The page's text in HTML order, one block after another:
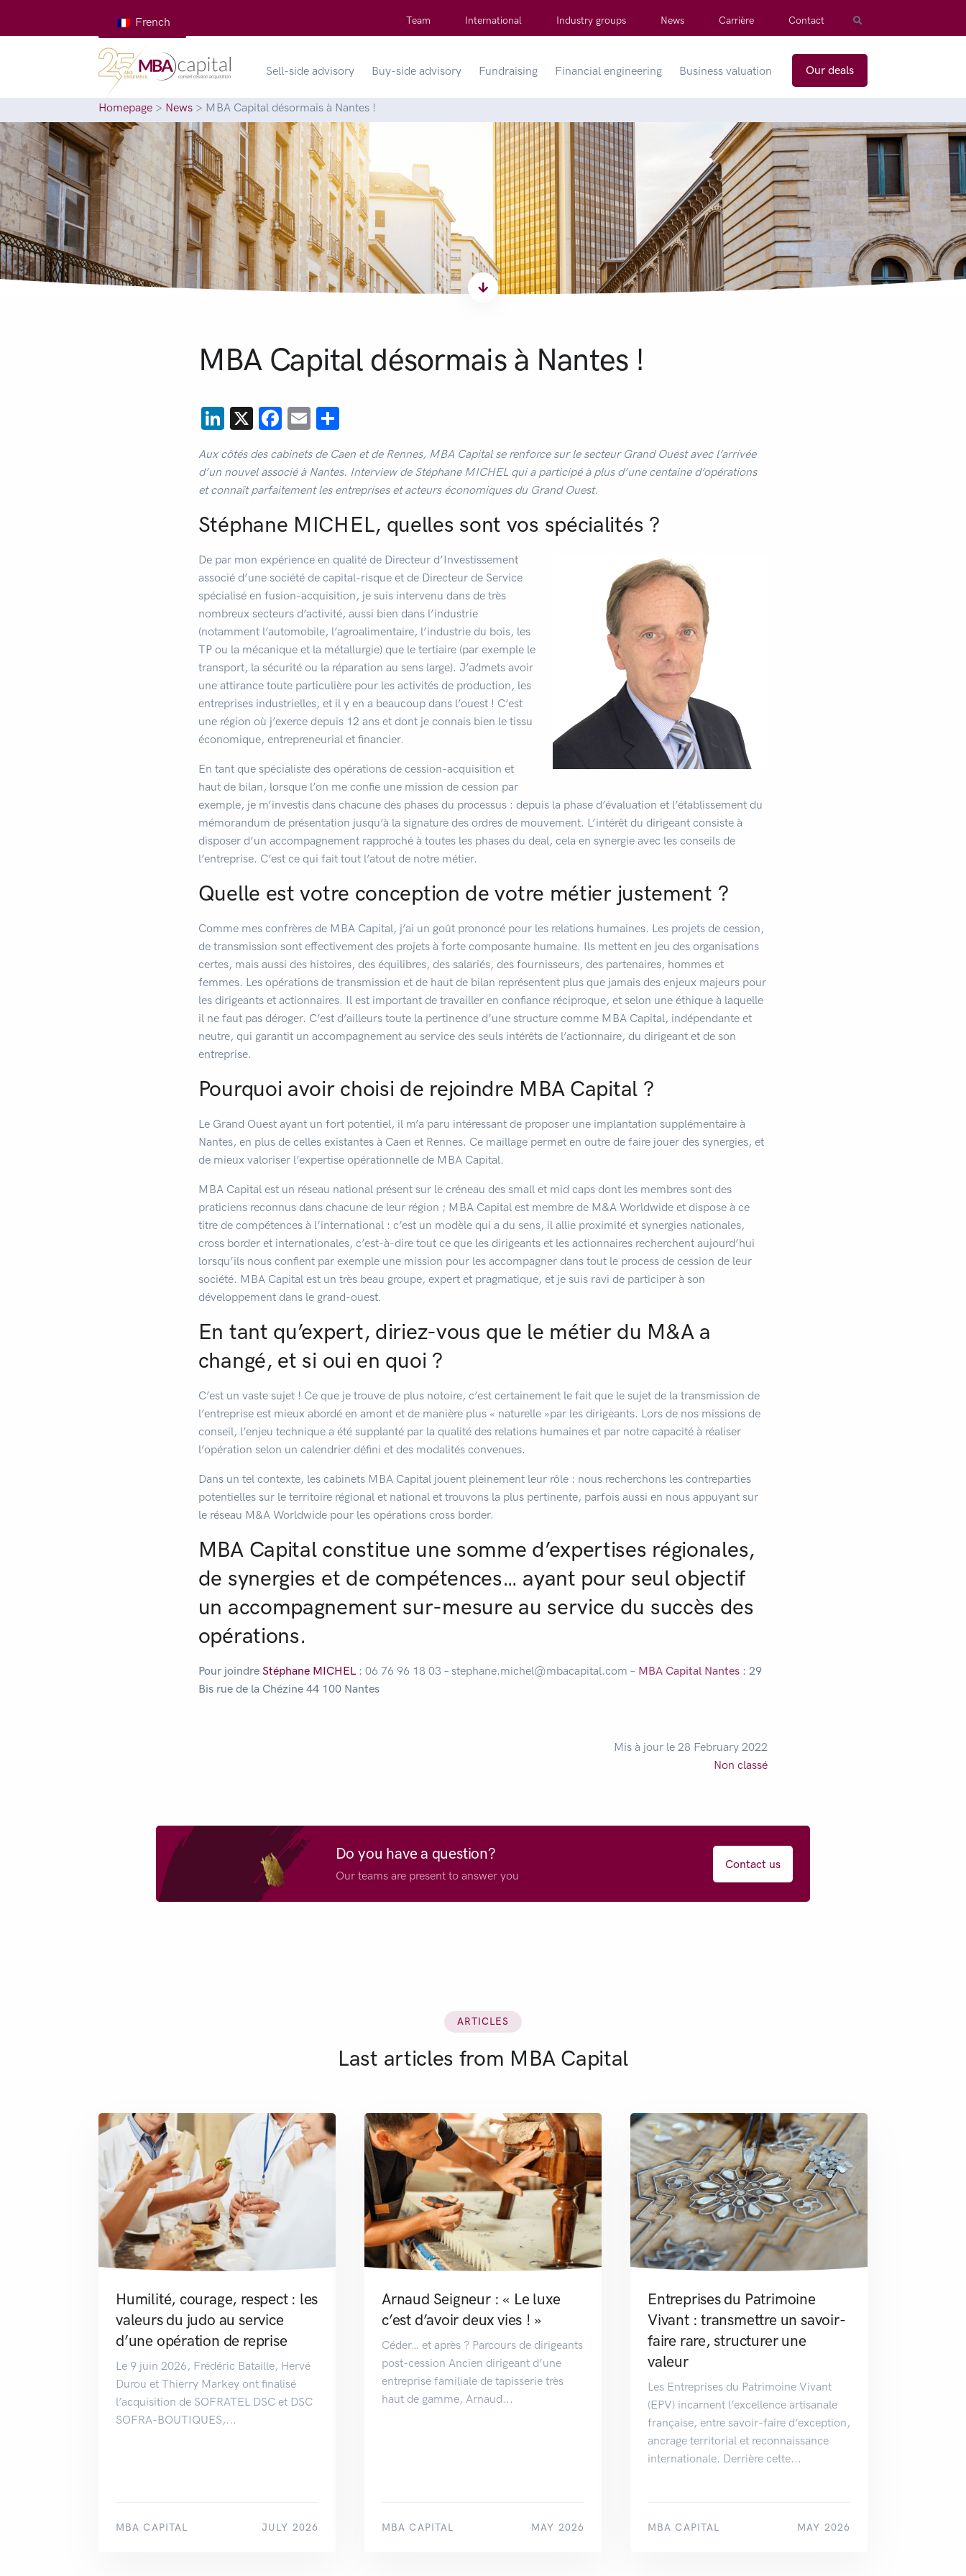
French Team International Industry groups News Carrière Contact
Sell-side advisory Buy-side advisory Fundraising Financial engineering Business valuation Our deals
Homepage > News > MBA Capital désormais à Nantes !
MBA Capital désormais à Nantes !
LinkedIn
X Facebook
EmailShare
Aux côtés des cabinets de Caen et de Rennes, MBA Capital se renforce sur le secteur Grand Ouest avec l’arrivée
d’un nouvel associé à Nantes. Interview de Stéphane MICHEL qui a participé à plus d’une centaine d’opérations
et connaît parfaitement les entreprises et acteurs économiques du Grand Ouest.
Stéphane MICHEL, quelles sont vos spécialités ?
De par mon expérience en qualité de Directeur d’Investissement
associé d’une société de capital-risque et de Directeur de Service
spécialisé en fusion-acquisition, je suis intervenu dans de très
nombreux secteurs d’activité, aussi bien dans l’industrie
(notamment l’automobile, l’agroalimentaire, l’industrie du bois, les
TP ou la mécanique et la métallurgie) que le tertiaire (par exemple le
transport, la sécurité ou la réparation au sens large). J’admets avoir
une attirance toute particulière pour les activités de production, les
entreprises industrielles, et il y en a beaucoup dans l’ouest ! C’est
une région où j’exerce depuis 12 ans et dont je connais bien le tissu
économique, entrepreneurial et financier.
En tant que spécialiste des opérations de cession-acquisition et
haut de bilan, lorsque l’on me confie une mission de cession par
exemple, je m’investis dans chacune des phases du processus : depuis la phase d’évaluation et l’établissement du
mémorandum de présentation jusqu’à la signature des ordres de mouvement. L’intérêt du dirigeant consiste à
disposer d’un accompagnement rapproché à toutes les phases du deal, cela en synergie avec les conseils de
l’entreprise. C’est ce qui fait tout l’atout de notre métier.
Quelle est votre conception de votre métier justement ?
Comme mes confrères de MBA Capital, j’ai un goût prononcé pour les relations humaines. Les projets de cession,
de transmission sont effectivement des projets à forte composante humaine. Ils mettent en jeu des organisations
certes, mais aussi des histoires, des équilibres, des salariés, des fournisseurs, des partenaires, hommes et
femmes. Les opérations de transmission et de haut de bilan représentent plus que jamais des enjeux majeurs pour
les dirigeants et actionnaires. Il est important de travailler en confiance réciproque, et selon une éthique à laquelle
il ne faut pas déroger. C’est d’ailleurs toute la pertinence d’une structure comme MBA Capital, indépendante et
neutre, qui garantit un accompagnement au service des seuls intérêts de l’actionnaire, du dirigeant et de son
entreprise.
Pourquoi avoir choisi de rejoindre MBA Capital ?
Le Grand Ouest ayant un fort potentiel, il m’a paru intéressant de proposer une implantation supplémentaire à
Nantes, en plus de celles existantes à Caen et Rennes. Ce maillage permet en outre de faire jouer des synergies, et
de mieux valoriser l’expertise opérationnelle de MBA Capital.
MBA Capital est un réseau national présent sur le créneau des small et mid caps dont les membres sont des
praticiens reconnus dans chacune de leur région ; MBA Capital est membre de M&A Worldwide et dispose à ce
titre de compétences à l’international : c’est un modèle qui a du sens, il allie proximité et synergies nationales,
cross border et internationales, c’est-à-dire tout ce que les dirigeants et les actionnaires recherchent aujourd’hui
lorsqu’ils nous confient par exemple une mission pour les accompagner dans tout le process de cession de leur
société. MBA Capital est un très beau groupe, expert et pragmatique, et je suis ravi de participer à son
développement dans le grand-ouest.
En tant qu’expert, diriez-vous que le métier du M&A a
changé, et si oui en quoi ?
C’est un vaste sujet ! Ce que je trouve de plus notoire, c’est certainement le fait que le sujet de la transmission de
l’entreprise est mieux abordé en amont et de manière plus « naturelle »par les dirigeants. Lors de nos missions de
conseil, l’enjeu technique a été supplanté par la qualité des relations humaines et par notre capacité à réaliser
l’opération selon un calendrier défini et des modalités convenues.
Dans un tel contexte, les cabinets MBA Capital jouent pleinement leur rôle : nous recherchons les contreparties
potentielles sur le territoire régional et national et trouvons la plus pertinente, parfois aussi en nous appuyant sur
le réseau M&A Worldwide pour les opérations cross border.
MBA Capital constitue une somme d’expertises régionales,
de synergies et de compétences… ayant pour seul objectif
un accompagnement sur-mesure au service du succès des
opérations.
Pour joindre Stéphane MICHEL: 06 76 96 18 03 – stephane.michel@mbacapital.com – MBA Capital Nantes: 29
Bis rue de la Chézine 44 100 Nantes
Mis à jour le 28 February 2022
Non classé
Do you have a question?
Our teams are present to answer you
Contact us
ARTICLES
Last articles from MBA Capital
Humilité, courage, respect : les
valeurs du judo au service
d’une opération de reprise
Le 9 juin 2026, Frédéric Bataille, Hervé
Durou et Thierry Markey ont finalisé
l’acquisition de SOFRATEL DSC et DSC
SOFRA-BOUTIQUES,...
MBA CAPITAL JULY 2026
Arnaud Seigneur : « Le luxe
c’est d’avoir deux vies ! »
Céder… et après ? Parcours de dirigeants
post-cession Ancien dirigeant d’une
entreprise familiale de tapisserie très
haut de gamme, Arnaud...
MBA CAPITAL MAY 2026
Entreprises du Patrimoine
Vivant : transmettre un savoir-
faire rare, structurer une
valeur
Les Entreprises du Patrimoine Vivant
(EPV) incarnent l’excellence artisanale
française, entre savoir-faire d’exception,
ancrage territorial et reconnaissance
internationale. Derrière cette...
MBA CAPITAL MAY 2026